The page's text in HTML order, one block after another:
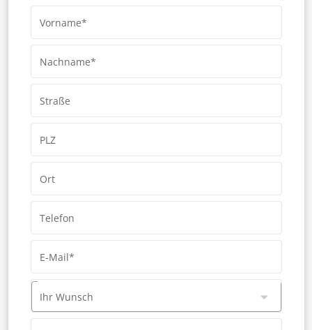
Vorname*
Nachname*
Straße
PLZ
Ort
Telefon
E-Mail*
Ihr Wunsch